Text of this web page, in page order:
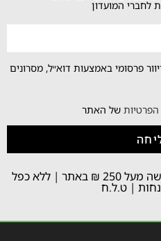
לחברי המועדון
פרסומי באמצעות דוא״ל, מסרונים
הפרטיות של האתר
* קופון 50 ₪ מתנה תקף ברכישה מעל 250 ₪ באתר | ללא כפל
| ט.ל.ח